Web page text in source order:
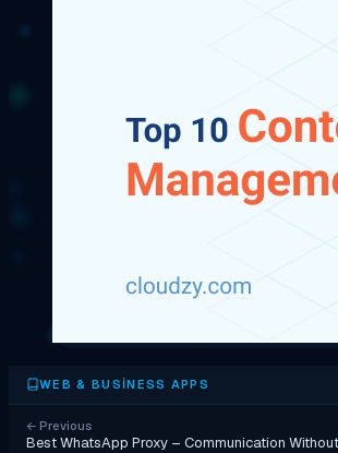
WEB & BUSINESS APPS
← Previous
Best WhatsApp Proxy – Communication